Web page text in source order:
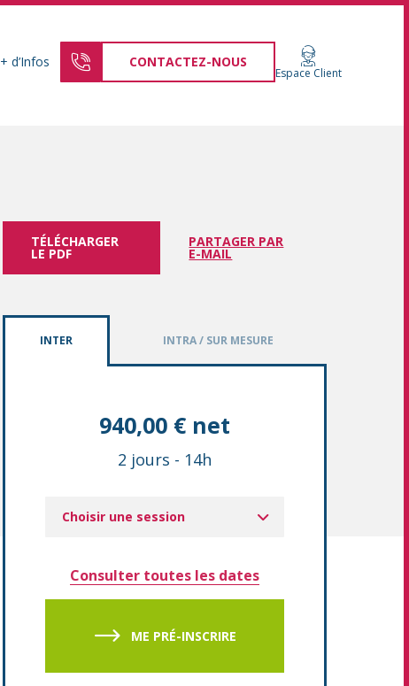
+ d’Infos CONTACTEZ-NOUS
Espace Client
TÉLÉCHARGER
LE PDF
PARTAGER PAR
E-MAIL
INTER INTRA / SUR MESURE
940,00 € net
2 jours - 14h
Choisir une session
Consulter toutes les dates
ME PRÉ-INSCRIRE